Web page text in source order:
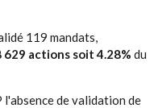
119 mandats,
629 actions soit 4.28% du
de validation de